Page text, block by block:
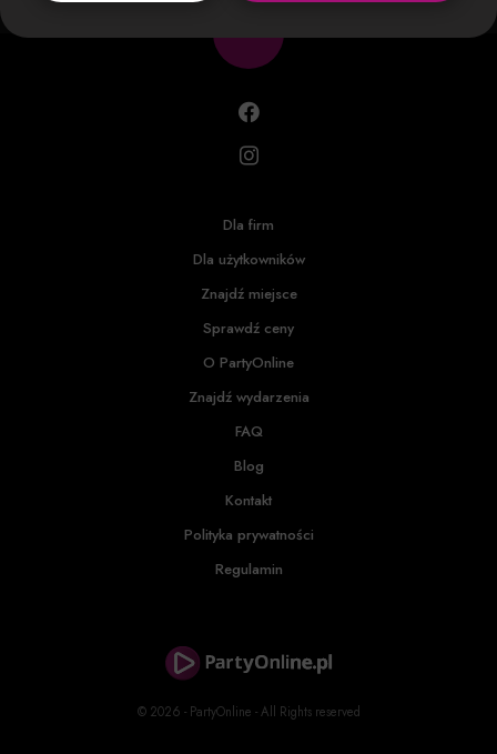
© 2026 - PartyOnline - All Rights reserved
Dla firm
Dla użytkowników
Znajdź miejsce
Sprawdź ceny
O PartyOnline
Znajdź wydarzenia
FAQ
Blog
Kontakt
Polityka prywatności
Regulamin